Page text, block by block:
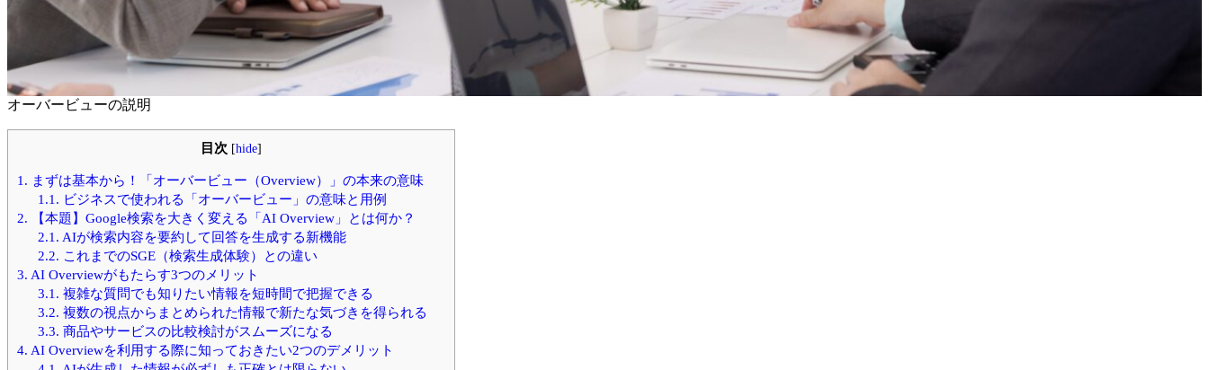
オーバービューの説明
目次 [hide]
1. まずは基本から！「オーバービュー（Overview）」の本来の意味
1.1. ビジネスで使われる「オーバービュー」の意味と用例
2. 【本題】Google検索を大きく変える「AI Overview」とは何か？
2.1. AIが検索内容を要約して回答を生成する新機能
2.2. これまでのSGE（検索生成体験）との違い
3. AI Overviewがもたらす3つのメリット
3.1. 複雑な質問でも知りたい情報を短時間で把握できる
3.2. 複数の視点からまとめられた情報で新たな気づきを得られる
3.3. 商品やサービスの比較検討がスムーズになる
4. AI Overviewを利用する際に知っておきたい2つのデメリット